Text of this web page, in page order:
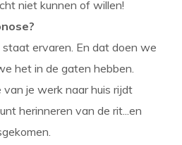
niet kunnen of willen!
staat ervaren. En dat doen we
het in de gaten hebben.
van je werk naar huis rijdt
herinneren van de rit...en